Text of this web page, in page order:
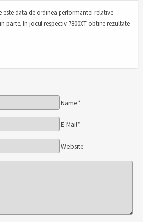
este data de ordinea performantei relative
parte. In jocul respectiv 7800XT obtine rezultate
Name*
E-Mail*
Website